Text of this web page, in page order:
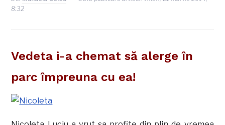
8:32
Vedeta i-a chemat să alerge în
parc împreuna cu ea!